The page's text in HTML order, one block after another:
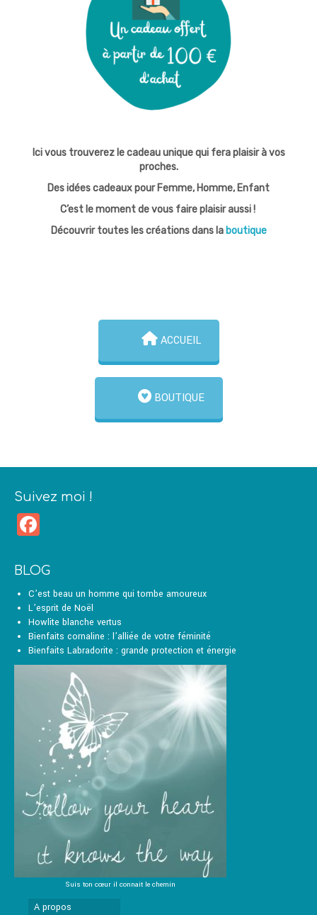
Ici vous trouverez le cadeau unique qui fera plaisir à vos
proches.
Des idées cadeaux pour Femme, Homme, Enfant
C’est le moment de vous faire plaisir aussi !
Découvrir toutes les créations dans la boutique
ACCUEIL
BOUTIQUE
Suivez moi !
BLOG
C’est beau un homme qui tombe amoureux
L’esprit de Noël
Howlite blanche vertus
Bienfaits cornaline : l’alliée de votre féminité
Bienfaits Labradorite : grande protection et énergie
Suis ton cœur il connait le chemin
A propos